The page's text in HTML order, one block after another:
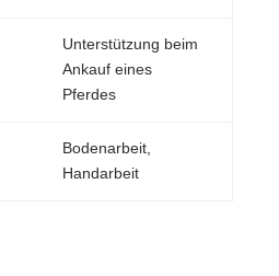
Unterstützung beim
Ankauf eines
Pferdes
Bodenarbeit,
Handarbeit